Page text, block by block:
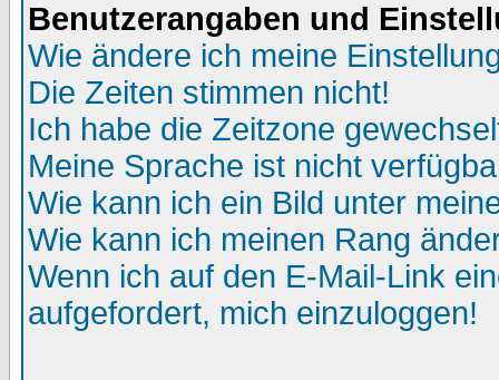
Benutzerangaben und
Wie ändere ich meine
Die Zeiten stimmen nicht!
Ich habe die Zeitzone
Meine Sprache ist nicht
Wie kann ich ein Bild unter
Wie kann ich meinen Rang
Wenn ich auf den E-Mail-Link
aufgefordert, mich einzuloggen!